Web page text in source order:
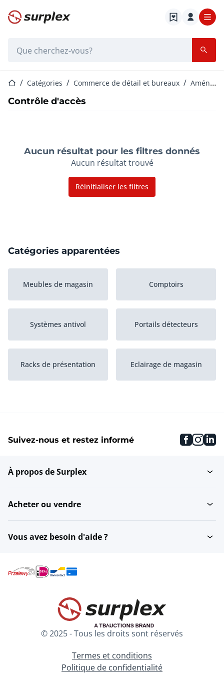
Page d'accueil
Page d'accueil
Catégories Commerce de détail et bureaux Aménagement de magasin
Contrôle d'accès
Aucun résultat pour les filtres donnés
Aucun résultat trouvé
Réinitialiser les filtres
Catégories apparentées
Meubles de magasin Comptoirs
Systèmes antivol Portails détecteurs
Racks de présentation Eclairage de magasin
Lot de vêtements Mannequins à fenêtre
Vitrines de présentation
Paniers
Paniers et chariots
d'emplettes
Suivez-nous et restez informé
À propos de Surplex
Acheter ou vendre
Vous avez besoin d'aide ?
© 2025 - Tous les droits sont réservés
Termes et conditions
Politique de confidentialité